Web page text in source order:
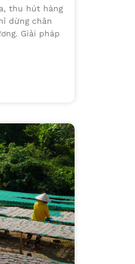
thu hút hàng
dừng chân
Giải pháp